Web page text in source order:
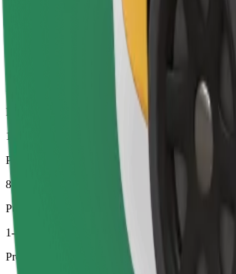
Pouzdane vožnje u svakodnevnim automobilima
Procijenjeno trajanje putovanja
13 min
Procijenjena udaljenost
8,9 km
Putnici
1-4
Procijenjena cijena